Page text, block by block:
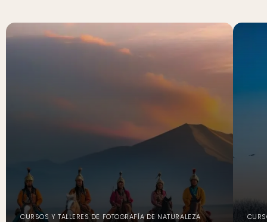
CURSOS Y TALLERES DE FOTOGRAFÍA DE NATURALEZA